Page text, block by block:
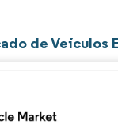
de Veículos